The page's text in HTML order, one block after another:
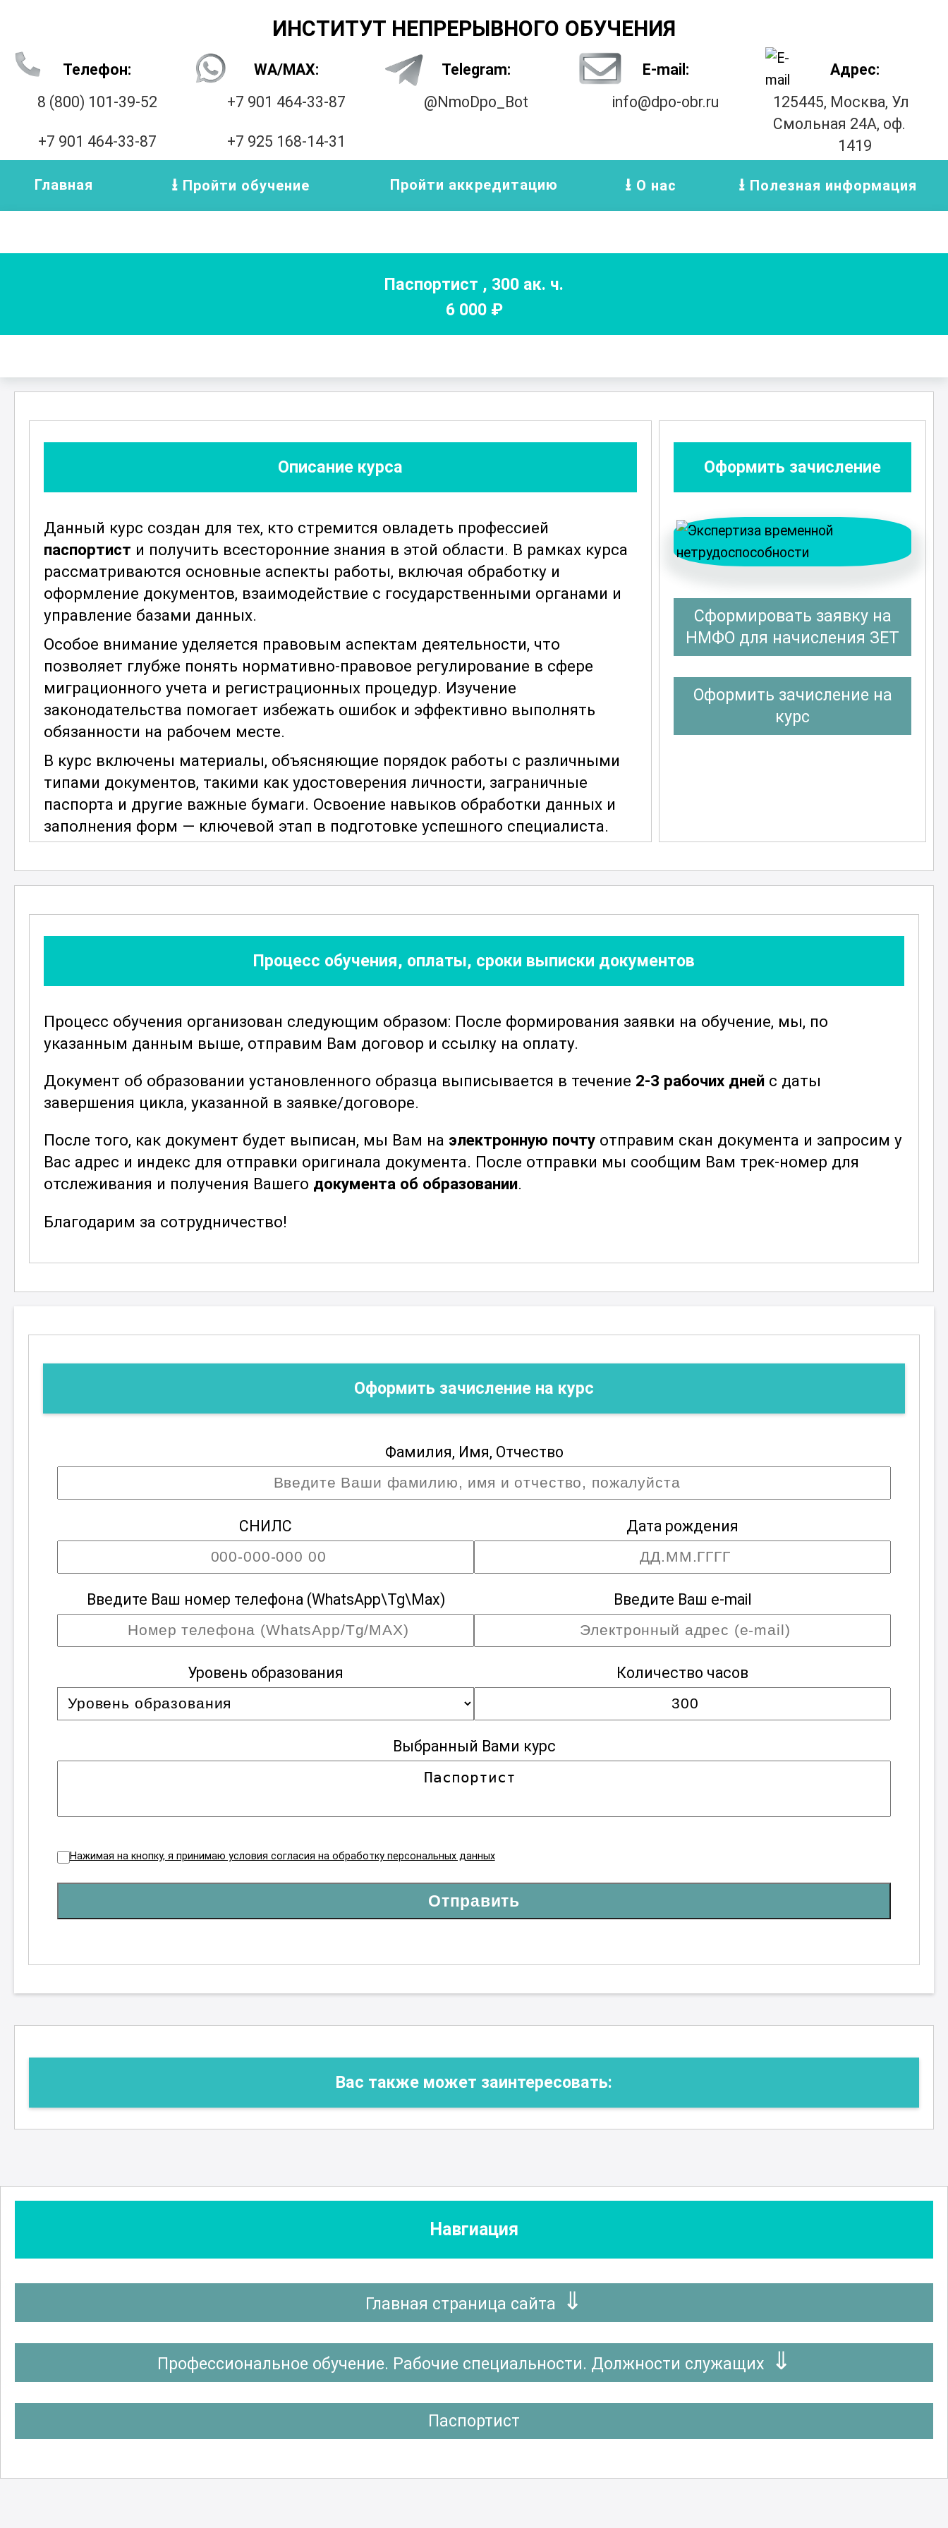
ИНСТИТУТ НЕПРЕРЫВНОГО ОБУЧЕНИЯ
Телефон:
8 (800) 101-39-52
+7 901 464-33-87
WA/MAX:
+7 901 464-33-87
+7 925 168-14-31
Telegram:
@NmoDpo_Bot
E-mail:
info@dpo-obr.ru
Адрес:
125445, Москва, Ул
Смольная 24А, оф.
1419
Главная Пройти обучение Пройти аккредитацию О нас Полезная информация
Паспортист , 300 ак. ч.
6 000₽
Описание курса
Данный курс создан для тех, кто стремится овладеть профессией
паспортист и получить всесторонние знания в этой области. В рамках курса
рассматриваются основные аспекты работы, включая обработку и
оформление документов, взаимодействие с государственными органами и
управление базами данных.
Особое внимание уделяется правовым аспектам деятельности, что
позволяет глубже понять нормативно-правовое регулирование в сфере
миграционного учета и регистрационных процедур. Изучение
законодательства помогает избежать ошибок и эффективно выполнять
обязанности на рабочем месте.
В курс включены материалы, объясняющие порядок работы с различными
типами документов, такими как удостоверения личности, заграничные
паспорта и другие важные бумаги. Освоение навыков обработки данных и
заполнения форм — ключевой этап в подготовке успешного специалиста.
материалы, которые позволяют глубоко изучить каждую тему. В ходе
что существенно упростит адаптацию к рабочему процессу.
В рамках курса также рассматриваются особенности взаимодействия с
гражданами и органами власти, что помогает развить коммуникативные
обязанностей. Вы научитесь быстро и точно выполнять запросы, что
значительно улучшит качество вашей работы.
области паспортного и миграционного учета. Программа нацелена на
предоставление исчерпывающих знаний и навыков, необходимых для
успешной работы в данной сфере.
По завершении курса вы будете обладать всеми необходимыми
компетенциями для работы в данной области, включая знание актуальных
Профессиональная подготовка открывает широкие перспективы
Оформить зачисление
Сформировать заявку на
НМФО для начисления ЗЕТ
Оформить зачисление на
курс
Процесс обучения, оплаты, сроки выписки документов
Процесс обучения организован следующим образом: После формирования заявки на обучение, мы, по
указанным данным выше, отправим Вам договор и ссылку на оплату.
Документ об образовании установленного образца выписывается в течение 2-3 рабочих дней с даты
завершения цикла, указанной в заявке/договоре.
После того, как документ будет выписан, мы Вам на электронную почту отправим скан документа и запросим у
Вас адрес и индекс для отправки оригинала документа. После отправки мы сообщим Вам трек-номер для
отслеживания и получения Вашего документа об образовании.
Благодарим за сотрудничество!
Оформить зачисление на курс
Фамилия, Имя, Отчество
СНИЛС Дата рождения
Введите Ваш номер телефона (WhatsApp\Tg\Max) Введите Ваш e-mail
Уровень образования Количество часов
Выбранный Вами курс
Нажимая на кнопку, я принимаю условия согласия на обработку персональных данных
Отправить
Вас также может заинтересовать:
Навгиация
Главная страница сайта
Профессиональное обучение. Рабочие специальности. Должности служащих
Паспортист